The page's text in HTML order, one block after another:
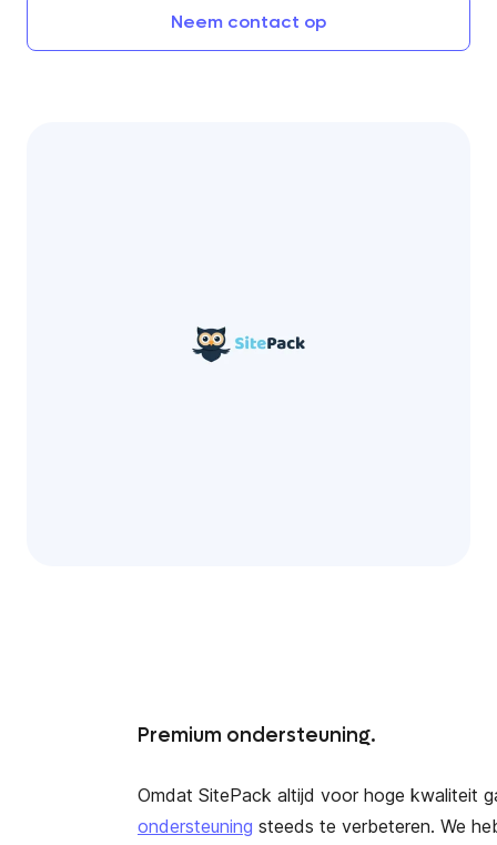
Neem contact op
Premium ondersteuning.
Omdat SitePack altijd voor hoge kwaliteit
ondersteuning steeds te verbeteren. We